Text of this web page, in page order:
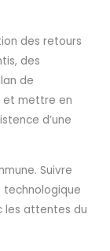
des retours
des
de
et mettre en
d’une
Suivre
technologique
les attentes du